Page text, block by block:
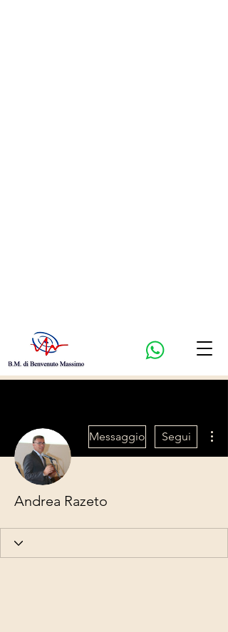
Messaggio Segui
Andrea Razeto